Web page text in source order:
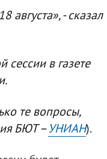
августа», - сказал
сессии в газете
те вопросы,
БЮТ –УНИАН).